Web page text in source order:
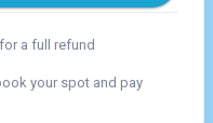
a full refund
your spot and pay